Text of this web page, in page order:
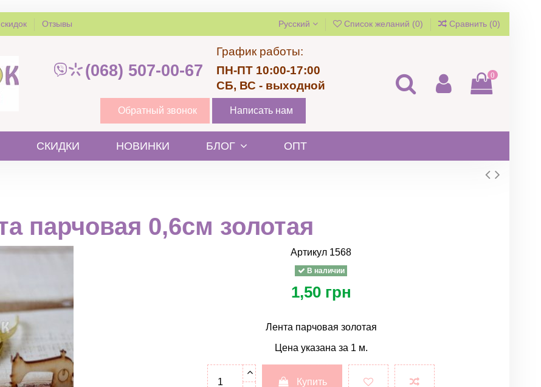
Отзывы Русский Список желаний (0) Сравнить (0)
(068) 507-00-67
График работы:
ПН-ПТ 10:00-17:00
СБ, ВС - выходной
Обратный звонок Написать нам
0
СКИДКИ НОВИНКИ БЛОГ ОПТ
парчовая 0,6см золотая
Артикул 1568
В наличии
1,50 грн
Лента парчовая золотая
Цена указана за 1 м.
Купить